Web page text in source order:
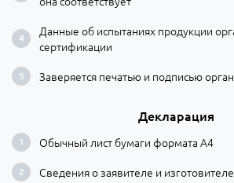
Данные об испытаниях продукции
сертификации
Заверяется печатью и подписью
Декларация
Обычный лист бумаги формата А4
Сведения о заявителе и